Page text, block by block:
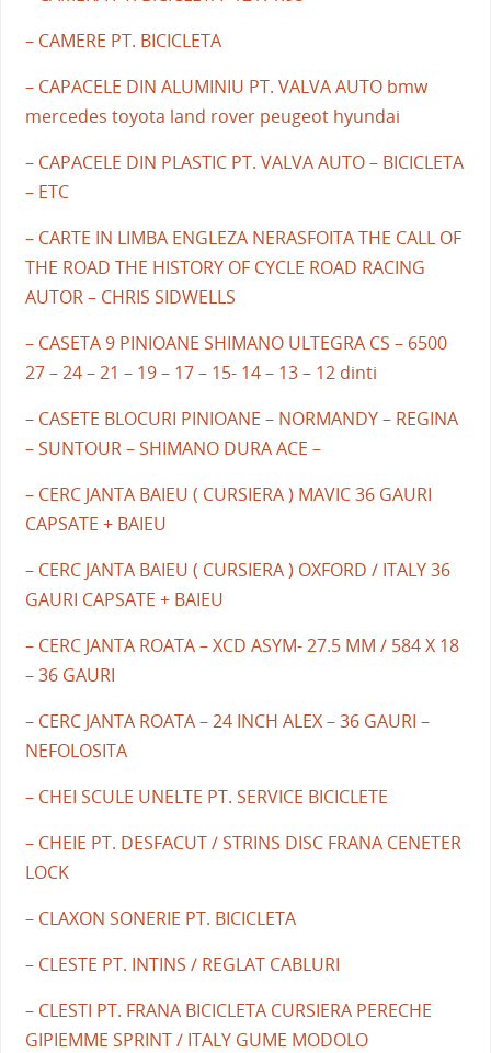
– CAMERE PT. BICICLETA
– CAPACELE DIN ALUMINIU PT. VALVA AUTO bmw
mercedes toyota land rover peugeot hyundai
– CAPACELE DIN PLASTIC PT. VALVA AUTO – BICICLETA
– ETC
– CARTE IN LIMBA ENGLEZA NERASFOITA THE CALL OF
THE ROAD THE HISTORY OF CYCLE ROAD RACING
AUTOR – CHRIS SIDWELLS
– CASETA 9 PINIOANE SHIMANO ULTEGRA CS – 6500
27 – 24 – 21 – 19 – 17 – 15- 14 – 13 – 12 dinti
– CASETE BLOCURI PINIOANE – NORMANDY – REGINA
– SUNTOUR – SHIMANO DURA ACE –
– CERC JANTA BAIEU ( CURSIERA ) MAVIC 36 GAURI
CAPSATE + BAIEU
– CERC JANTA BAIEU ( CURSIERA ) OXFORD / ITALY 36
GAURI CAPSATE + BAIEU
– CERC JANTA ROATA – XCD ASYM- 27.5 MM / 584 X 18
– 36 GAURI
– CERC JANTA ROATA – 24 INCH ALEX – 36 GAURI –
NEFOLOSITA
– CHEI SCULE UNELTE PT. SERVICE BICICLETE
– CHEIE PT. DESFACUT / STRINS DISC FRANA CENETER
LOCK
– CLAXON SONERIE PT. BICICLETA
– CLESTE PT. INTINS / REGLAT CABLURI
– CLESTI PT. FRANA BICICLETA CURSIERA PERECHE
GIPIEMME SPRINT / ITALY GUME MODOLO